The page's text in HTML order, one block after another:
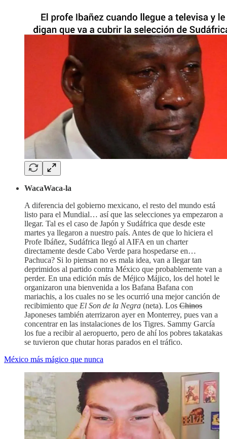
WacaWaca-la
A diferencia del gobierno mexicano, el resto del mundo está
listo para el Mundial… así que las selecciones ya empezaron a
llegar. Tal es el caso de Japón y Sudáfrica que desde este
martes ya llegaron a nuestro país. Antes de que lo hiciera el
Profe Ibáñez, Sudáfrica llegó al AIFA en un charter
directamente desde Cabo Verde para hospedarse en…
Pachuca? Si lo piensan no es mala idea, van a llegar tan
deprimidos al partido contra México que probablemente van a
perder. En una edición más de Méjico Májico, los del hotel le
organizaron una bienvenida a los Bafana Bafana con
mariachis, a los cuales no se les ocurrió una mejor canción de
recibimiento que El Son de la Negra (neta). Los Chinos
Japoneses también aterrizaron ayer en Monterrey, pues van a
concentrar en las instalaciones de los Tigres. Sammy García
los fue a recibir al aeropuerto, pero de ahí los pobres takatakas
se tuvieron que chutar horas parados en el tráfico.
México más mágico que nunca